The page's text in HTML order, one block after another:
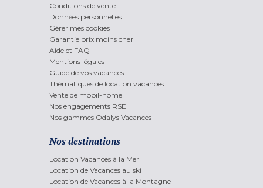
Conditions de vente
Données personnelles
Gérer mes cookies
Garantie prix moins cher
Aide et FAQ
Mentions légales
Guide de vos vacances
Thématiques de location vacances
Vente de mobil-home
Nos engagements RSE
Nos gammes Odalys Vacances
Nos destinations
Location Vacances à la Mer
Location de Vacances au ski
Location de Vacances à la Montagne